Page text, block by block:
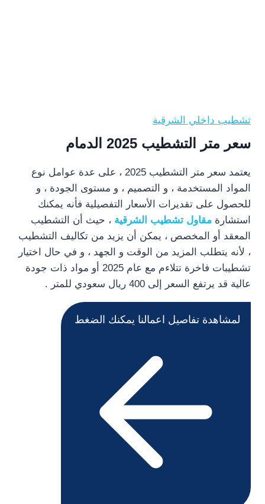
تشطيب داخلي الشرقية
سعر متر التشطيب 2025 الدمام
يعتمد سعر متر التشطيب 2025 ، على عدة عوامل نوع
المواد المستخدمة ، و التصميم ، و مستوى الجودة ، و
للحصول على تقديرات الأسعار التفصيلية فأنه يمكنك
استشارة مقاول تشطيب الشرقية ، حيث أن التشطيب
المعقد أو المخصص ، يمكن أن يزيد من تكاليف التشطيب
، لأنه يتطلب المزيد من الوقت و الجهد ، و في حال اختيار
تشطيبات فاخرة تتلاءم مع عام 2025 أو مواد ذات جودة
عالية قد يرتفع السعر إلى 400 ريال سعودي للمتر .
لمشاهدة تفاصيل اعمالنا يمكنك الضغط